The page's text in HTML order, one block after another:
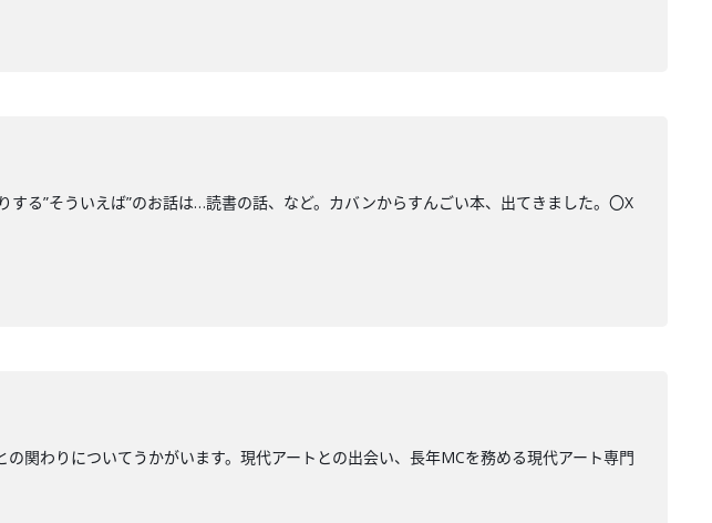
る”そういえば”のお話は…読書の話、など。カバンからすんごい本、出てきました。〇X
関わりについてうかがいます。現代アートとの出会い、長年MCを務める現代アート専門